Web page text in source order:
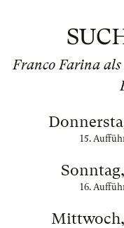
Franco Farina als
15.
16.
Mittwoch,